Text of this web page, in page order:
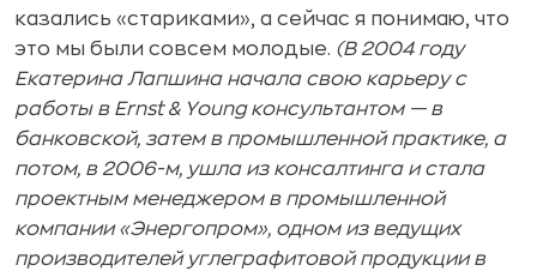
казались «стариками», а сейчас я понимаю, что
это мы были совсем молодые. (В 2004 году
Екатерина Лапшина начала свою карьеру с
работы в Ernst & Young консультантом — в
банковской, затем в промышленной практике, а
потом, в 2006-м, ушла из консалтинга и стала
проектным менеджером в промышленной
компании «Энергопром», одном из ведущих
производителей углеграфитовой продукции в